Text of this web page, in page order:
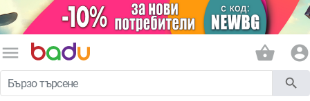
menu shopping_basket account_circle
search